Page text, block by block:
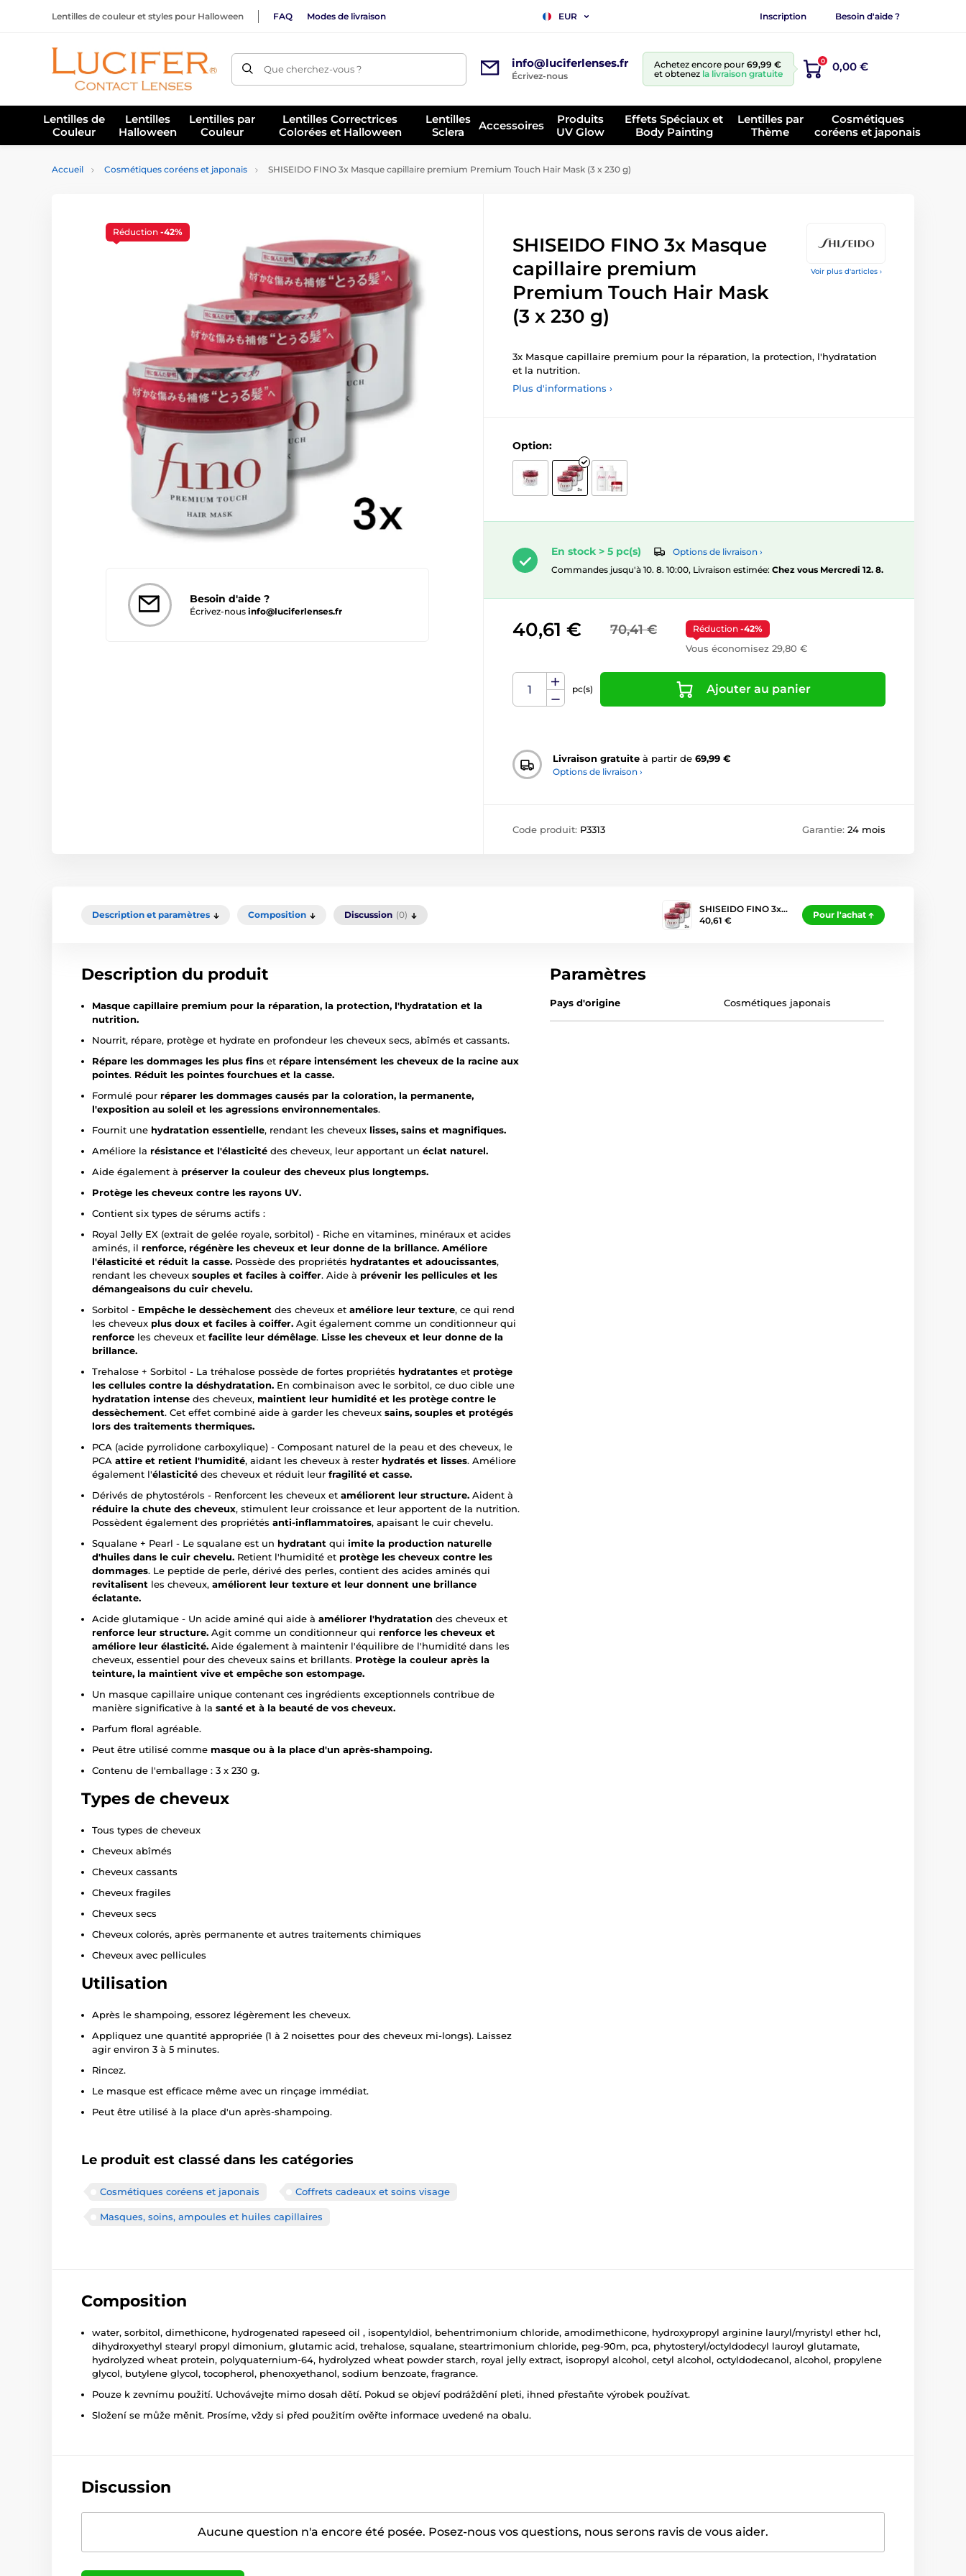
Lentilles de couleur et styles pour Halloween FAQ Modes de livraison EUR Inscription Besoin d'aide ?
Que cherchez-vous ? info@luciferlenses.fr
Écrivez-nous
Achetez encore pour 69,99 €
et obtenez la livraison gratuite
0 0,00 €
Lentilles de
Couleur
Lentilles
Halloween
Lentilles par
Couleur
Lentilles Correctrices
Colorées et Halloween
Lentilles
Sclera
Accessoires
Produits
UV Glow
Effets Spéciaux et
Body Painting
Lentilles par
Thème
Cosmétiques
coréens et japonais
Accueil Cosmétiques coréens et japonais SHISEIDO FINO 3x Masque capillaire premium Premium Touch Hair Mask (3 x 230 g)
Voir plus d'articles ›
Besoin d'aide ?
Écrivez-nous info@luciferlenses.fr
Réduction -42%
SHISEIDO FINO 3x Masque
capillaire premium
Premium Touch Hair Mask
(3 x 230 g)
3x Masque capillaire premium pour la réparation, la protection, l'hydratation
et la nutrition.
Plus d'informations ›
Option:
En stock > 5 pc(s)
Options de livraison ›
Commandes jusqu'à 10. 8. 10:00, Livraison estimée: Chez vous Mercredi 12. 8.
70,41 €
40,61 € Réduction -42%
Vous économisez 29,80 €
pc(s) Ajouter au panier
Livraison gratuite à partir de 69,99 €
Options de livraison ›
Code produit: P3313 Garantie: 24 mois
Description et paramètres Composition Discussion (0)
SHISEIDO FINO 3x…
40,61 €
Pour l'achat
Description du produit
Masque capillaire premium pour la réparation, la protection, l'hydratation et la
nutrition.
Nourrit, répare, protège et hydrate en profondeur les cheveux secs, abîmés et cassants.
Répare les dommages les plus fins et répare intensément les cheveux de la racine aux
pointes. Réduit les pointes fourchues et la casse.
Formulé pour réparer les dommages causés par la coloration, la permanente,
l'exposition au soleil et les agressions environnementales.
Fournit une hydratation essentielle, rendant les cheveux lisses, sains et magnifiques.
Améliore la résistance et l'élasticité des cheveux, leur apportant un éclat naturel.
Aide également à préserver la couleur des cheveux plus longtemps.
Protège les cheveux contre les rayons UV.
Contient six types de sérums actifs :
Royal Jelly EX (extrait de gelée royale, sorbitol) - Riche en vitamines, minéraux et acides
aminés, il renforce, régénère les cheveux et leur donne de la brillance. Améliore
l'élasticité et réduit la casse. Possède des propriétés hydratantes et adoucissantes,
rendant les cheveux souples et faciles à coiffer. Aide à prévenir les pellicules et les
démangeaisons du cuir chevelu.
Sorbitol - Empêche le dessèchement des cheveux et améliore leur texture, ce qui rend
les cheveux plus doux et faciles à coiffer. Agit également comme un conditionneur qui
renforce les cheveux et facilite leur démêlage. Lisse les cheveux et leur donne de la
brillance.
Trehalose + Sorbitol - La tréhalose possède de fortes propriétés hydratantes et protège
les cellules contre la déshydratation. En combinaison avec le sorbitol, ce duo cible une
hydratation intense des cheveux, maintient leur humidité et les protège contre le
dessèchement. Cet effet combiné aide à garder les cheveux sains, souples et protégés
lors des traitements thermiques.
PCA (acide pyrrolidone carboxylique) - Composant naturel de la peau et des cheveux, le
PCA attire et retient l'humidité, aidant les cheveux à rester hydratés et lisses. Améliore
également l'élasticité des cheveux et réduit leur fragilité et casse.
Dérivés de phytostérols - Renforcent les cheveux et améliorent leur structure. Aident à
réduire la chute des cheveux, stimulent leur croissance et leur apportent de la nutrition.
Possèdent également des propriétés anti-inflammatoires, apaisant le cuir chevelu.
Squalane + Pearl - Le squalane est un hydratant qui imite la production naturelle
d'huiles dans le cuir chevelu. Retient l'humidité et protège les cheveux contre les
dommages. Le peptide de perle, dérivé des perles, contient des acides aminés qui
revitalisent les cheveux, améliorent leur texture et leur donnent une brillance
éclatante.
Acide glutamique - Un acide aminé qui aide à améliorer l'hydratation des cheveux et
renforce leur structure. Agit comme un conditionneur qui renforce les cheveux et
améliore leur élasticité. Aide également à maintenir l'équilibre de l'humidité dans les
cheveux, essentiel pour des cheveux sains et brillants. Protège la couleur après la
teinture, la maintient vive et empêche son estompage.
Un masque capillaire unique contenant ces ingrédients exceptionnels contribue de
manière significative à la santé et à la beauté de vos cheveux.
Parfum floral agréable.
Peut être utilisé comme masque ou à la place d'un après-shampoing.
Contenu de l'emballage : 3 x 230 g.
Types de cheveux
Tous types de cheveux
Cheveux abîmés
Cheveux cassants
Cheveux fragiles
Cheveux secs
Cheveux colorés, après permanente et autres traitements chimiques
Cheveux avec pellicules
Utilisation
Après le shampoing, essorez légèrement les cheveux.
Appliquez une quantité appropriée (1 à 2 noisettes pour des cheveux mi-longs). Laissez
agir environ 3 à 5 minutes.
Rincez.
Le masque est efficace même avec un rinçage immédiat.
Peut être utilisé à la place d'un après-shampoing.
Le produit est classé dans les catégories
Cosmétiques coréens et japonais Coffrets cadeaux et soins visage
Masques, soins, ampoules et huiles capillaires
Paramètres
Pays d'origine Cosmétiques japonais
Composition
water, sorbitol, dimethicone, hydrogenated rapeseed oil , isopentyldiol, behentrimonium chloride, amodimethicone, hydroxypropyl arginine lauryl/myristyl ether hcl,
dihydroxyethyl stearyl propyl dimonium, glutamic acid, trehalose, squalane, steartrimonium chloride, peg-90m, pca, phytosteryl/octyldodecyl lauroyl glutamate,
hydrolyzed wheat protein, polyquaternium-64, hydrolyzed wheat powder starch, royal jelly extract, isopropyl alcohol, cetyl alcohol, octyldodecanol, alcohol, propylene
glycol, butylene glycol, tocopherol, phenoxyethanol, sodium benzoate, fragrance.
Pouze k zevnímu použití. Uchovávejte mimo dosah dětí. Pokud se objeví podráždění pleti, ihned přestaňte výrobek používat.
Složení se může měnit. Prosíme, vždy si před použitím ověřte informace uvedené na obalu.
Discussion
Aucune question n'a encore été posée. Posez-nous vos questions, nous serons ravis de vous aider.